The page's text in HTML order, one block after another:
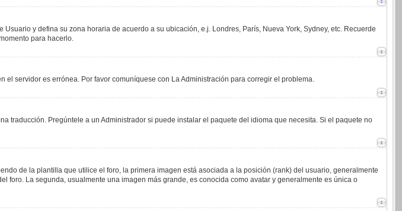
y defina su zona horaria de acuerdo a su ubicación, e.j. Londres, París, Nueva York, Sydney, etc. Recuerde
para hacerlo.
servidor es errónea. Por favor comuníquese con La Administración para corregir el problema.
traducción. Pregúntele a un Administrador si puede instalar el paquete del idioma que necesita. Si el paquete no
de la plantilla que utilice el foro, la primera imagen está asociada a la posición (rank) del usuario, generalmente
La segunda, usualmente una imagen más grande, es conocida como avatar y generalmente es única o